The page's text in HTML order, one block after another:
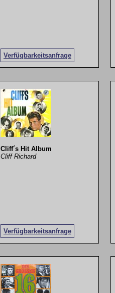
Verfügbarkeitsanfrage
Cliff´s Hit Album
Cliff Richard
Verfügbarkeitsanfrage